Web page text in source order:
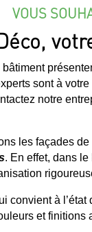
VOUS
sont à
notre
les façades
. En effet, dans
convient à
et finitions